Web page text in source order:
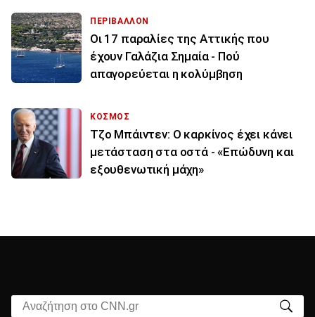
ΠΕΡΙΒΑΛΛΟΝ
Οι 17 παραλίες της Αττικής που
έχουν Γαλάζια Σημαία - Πού
απαγορεύεται η κολύμβηση
ΚΟΣΜΟΣ
Τζο Μπάιντεν: Ο καρκίνος έχει κάνει
μετάσταση στα οστά - «Επώδυνη και
εξουθενωτική μάχη»
Αναζήτηση στο CNN.gr